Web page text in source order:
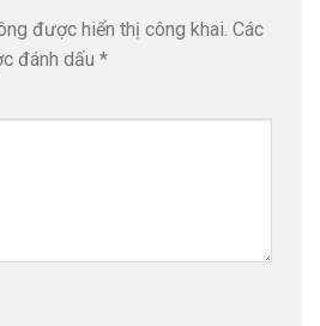
được hiển thị công khai. Các
đánh dấu *